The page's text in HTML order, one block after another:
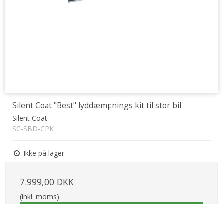
Silent Coat "Best" lyddæmpnings kit til stor bil
Silent Coat
SC-SBD-CPK
Ikke på lager
7.999,00 DKK
(inkl. moms)